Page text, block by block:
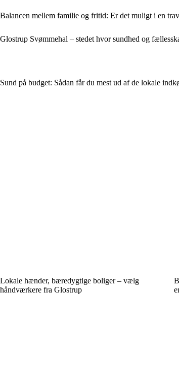
Balancen mellem familie og fritid: Er det muligt i en
Glostrup Svømmehal – stedet hvor sundhed og
Sund på budget: Sådan får du mest ud af de lokale
Lokale hænder, bæredygtige boliger – vælg
håndværkere fra Glostrup